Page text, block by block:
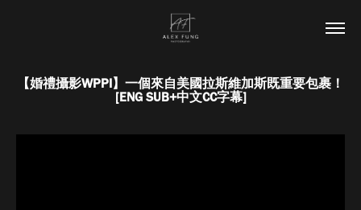
【婚禮攝影WPPI】一個來自美國拉斯維加斯既重要包裹！
[ENG SUB+中文CC字幕]